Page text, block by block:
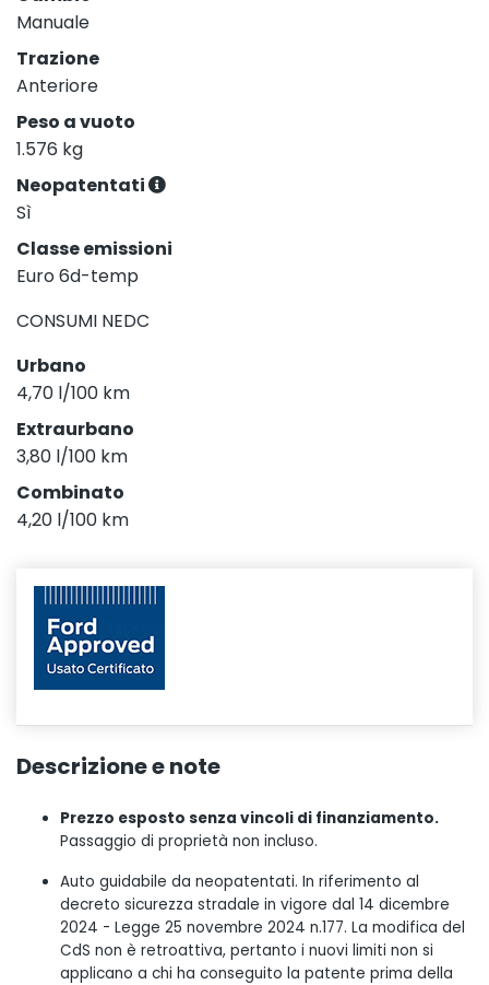
Manuale
Trazione
Anteriore
Peso a vuoto
1.576 kg
Neopatentati
Sì
Classe emissioni
Euro 6d-temp
CONSUMI NEDC
Urbano
4,70 l/100 km
Extraurbano
3,80 l/100 km
Combinato
4,20 l/100 km
Descrizione e note
Prezzo esposto senza vincoli di finanziamento.
Passaggio di proprietà non incluso.
Auto guidabile da neopatentati. In riferimento al
decreto sicurezza stradale in vigore dal 14 dicembre
2024 - Legge 25 novembre 2024 n.177. La modifica del
CdS non è retroattiva, pertanto i nuovi limiti non si
applicano a chi ha conseguito la patente prima della